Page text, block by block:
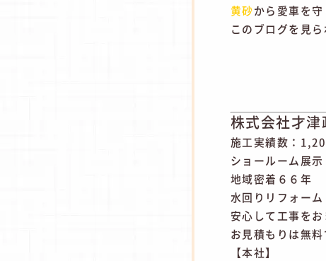
黄砂から愛車を
このブログを見
株式会社才
施工実績数：
ショールーム展
地域密着６６年
水回りリフォー
安心して工事をお
お見積もりは無
【本社】